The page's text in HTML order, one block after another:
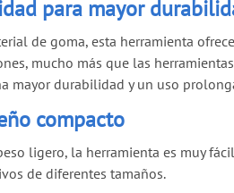
para mayor
de goma, esta herramienta
mucho más que las
mayor durabilidad y un uso
compacto
ligero, la herramienta es muy
de diferentes tamaños.